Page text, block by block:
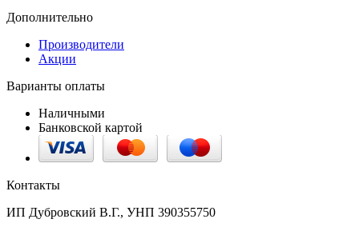
Дополнительно
Производители
Акции
Варианты оплаты
Наличными
Банковской картой
Контакты
ИП Дубровский В.Г., УНП 390355750